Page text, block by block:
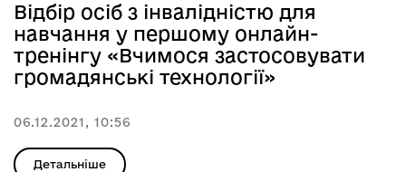
Відбір осіб з інвалідністю для
навчання у першому онлайн-
тренінгу «Вчимося застосовувати
громадянські технології»
06.12.2021, 10:56
Детальніше